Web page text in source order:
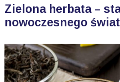
Zielona herbata –
nowoczesnego